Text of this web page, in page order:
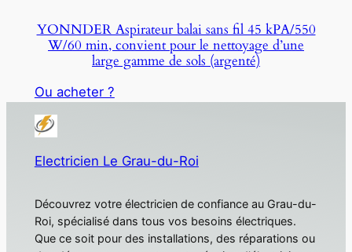
YONNDER Aspirateur balai sans fil 45 kPA/550
W/60 min, convient pour le nettoyage d’une
large gamme de sols (argenté)
Ou acheter ?
Electricien Le Grau-du-Roi
Découvrez votre électricien de confiance au Grau-du-
Roi, spécialisé dans tous vos besoins électriques.
Que ce soit pour des installations, des réparations ou